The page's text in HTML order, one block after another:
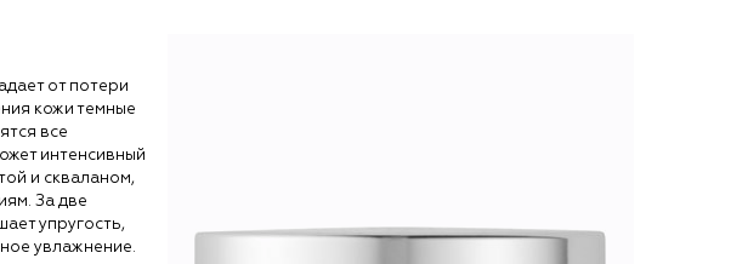
от потери
кожи темные
все
интенсивный
и скваланом,
За две
упругость,
увлажнение.